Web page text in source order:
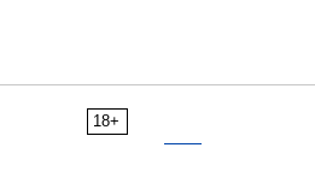
18+